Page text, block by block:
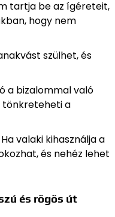
tartja be az ígéreteit,
hogy nem
szülhet, és
a bizalommal való
tönkreteheti a
Ha valaki kihasználja a
és nehéz lehet
és rögös út